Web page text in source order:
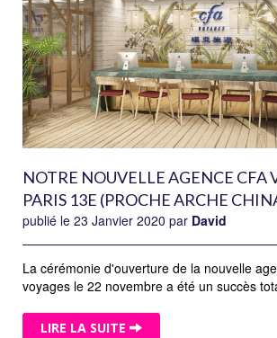
NOTRE NOUVELLE AGENCE CFA
PARIS 13E (PROCHE ARCHE
publié le 23 Janvier 2020 par David
La cérémonie d'ouverture de la nouvelle
voyages le 22 novembre a été un succès
LIRE LA SUITE